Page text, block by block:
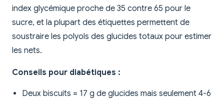
index glycémique proche de 35 contre 65 pour le
sucre, et la plupart des étiquettes permettent de
soustraire les polyols des glucides totaux pour estimer
les nets.
Conseils pour diabétiques :
Deux biscuits = 17 g de glucides mais seulement 4-6